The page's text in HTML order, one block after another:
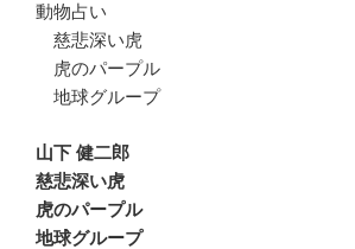
動物占い
慈悲深い虎
虎のパープル
地球グループ
山下 健二郎
慈悲深い虎
虎のパープル
地球グループ